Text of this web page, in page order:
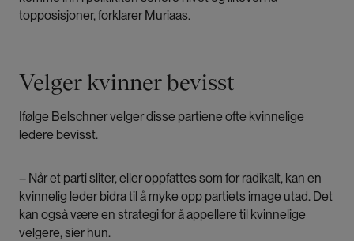
topposisjoner, forklarer Muriaas.
Velger kvinner bevisst
Ifølge Belschner velger disse partiene ofte kvinnelige
ledere bevisst.
– Når et parti sliter, eller oppfattes som for radikalt, kan en
kvinnelig leder bidra til å myke opp partiets image utad. Det
kan også være en strategi for å appellere til kvinnelige
velgere, sier hun.